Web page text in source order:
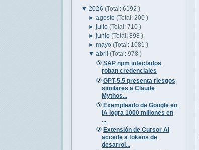
▼ 2026 (Total: 6192 )
►agosto(Total: 200 )
►julio(Total: 710 )
►junio(Total: 898 )
►mayo(Total: 1081 )
▼abril(Total: 978 )
SAP npm infectados
roban credenciales
GPT-5.5 presenta riesgos
similares a Claude
Mythos...
Exempleado de Google en
IA logra 1000 millones en
...
Extensión de Cursor AI
accede a tokens de
desarrol...